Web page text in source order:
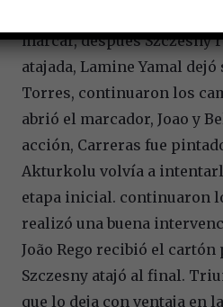
marcar, después Szczesny
atajada, Lamine Yamal
Torres, continuaron los
abrió el marcador, Joao y
acción, Carreras fue
Akturkolu volvía a
etapa inicial. continuaron
realizó una buena
João Rego recibió el cartón
Szczesny atajó al final.
que lo deja con ventaja en